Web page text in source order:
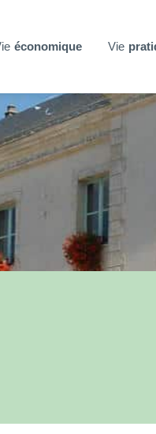
économique Vie